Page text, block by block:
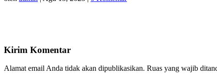
Kirim Komentar
Alamat email Anda tidak akan dipublikasikan. Ruas yang wajib